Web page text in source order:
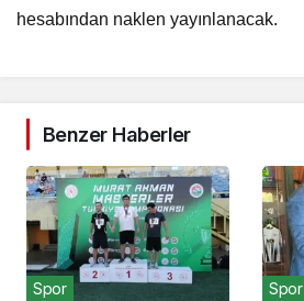
hesabından naklen yayınlanacak.
Benzer Haberler
Spor Spor